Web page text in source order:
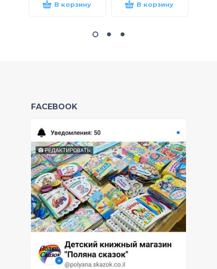
В корзину В корзину
FACEBOOK